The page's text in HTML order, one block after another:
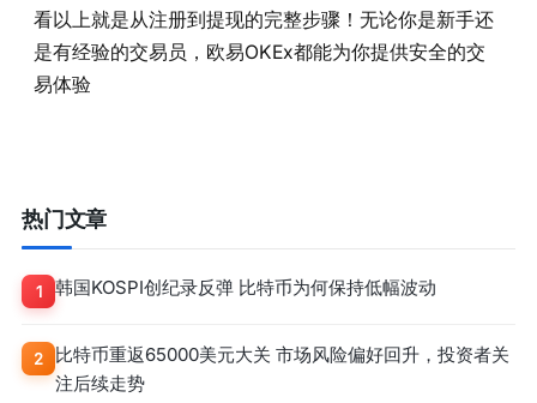
看以上就是从注册到提现的完整步骤！无论你是新手还
是有经验的交易员，欧易OKEx都能为你提供安全的交
易体验
热门文章
1 韩国KOSPI创纪录反弹 比特币为何保持低幅波动
2
比特币重返65000美元大关 市场风险偏好回升，投资者关
注后续走势